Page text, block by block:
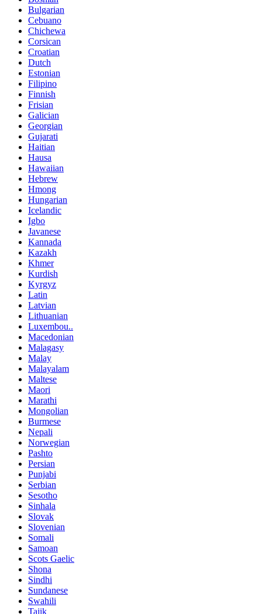
Bulgarian
Cebuano
Chichewa
Corsican
Croatian
Dutch
Estonian
Filipino
Finnish
Frisian
Galician
Georgian
Gujarati
Haitian
Hausa
Hawaiian
Hebrew
Hmong
Hungarian
Icelandic
Igbo
Javanese
Kannada
Kazakh
Khmer
Kurdish
Kyrgyz
Latin
Latvian
Lithuanian
Luxembou..
Macedonian
Malagasy
Malay
Malayalam
Maltese
Maori
Marathi
Mongolian
Burmese
Nepali
Norwegian
Pashto
Persian
Punjabi
Serbian
Sesotho
Sinhala
Slovak
Slovenian
Somali
Samoan
Scots Gaelic
Shona
Sindhi
Sundanese
Swahili
Tajik